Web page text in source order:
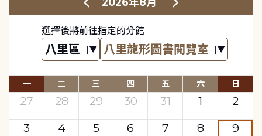
選擇後將前往指定的分館
一 二 三 四 五 六 日
27 28 29 30 31 1
2
3
4 5 6 7 8
9